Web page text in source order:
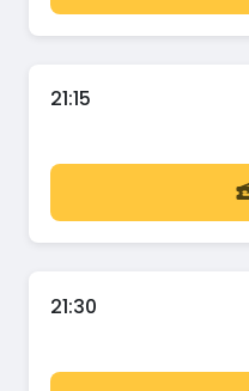
21:15
21:30